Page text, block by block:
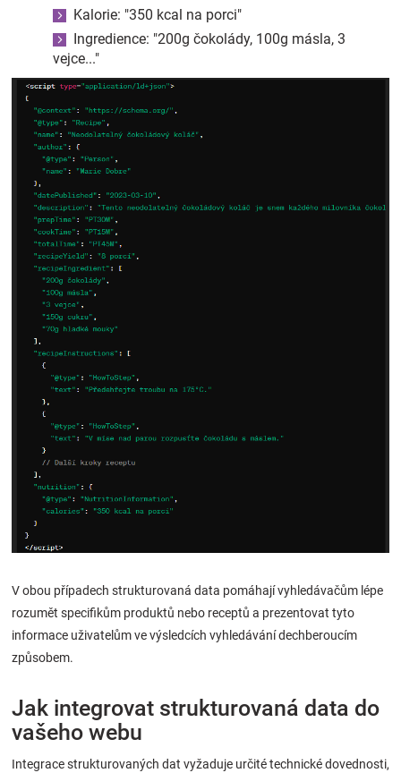
Kalorie: "350 kcal na porci"
Ingredience: "200g čokolády, 100g másla, 3
vejce..."
V obou případech strukturovaná data pomáhají vyhledávačům lépe
rozumět specifikům produktů nebo receptů a prezentovat tyto
informace uživatelům ve výsledcích vyhledávání dechberoucím
způsobem.
Jak integrovat strukturovaná data do
vašeho webu
Integrace strukturovaných dat vyžaduje určité technické dovednosti,